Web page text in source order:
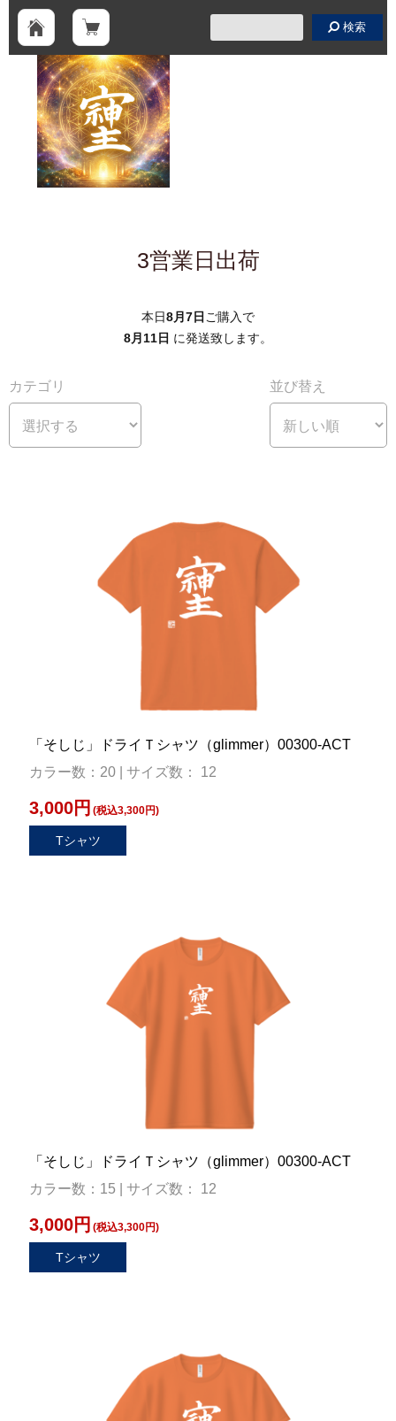
検索
3営業日出荷
本日8月7日 ご購入で
8月11日 に発送致します。
カテゴリ 並び替え
「そしじ」ドライＴシャツ（glimmer）00300-ACT
カラー数：20 | サイズ数： 12
3,000円 (税込3,300円)
Tシャツ
「そしじ」ドライＴシャツ（glimmer）00300-ACT
カラー数：15 | サイズ数： 12
3,000円 (税込3,300円)
Tシャツ